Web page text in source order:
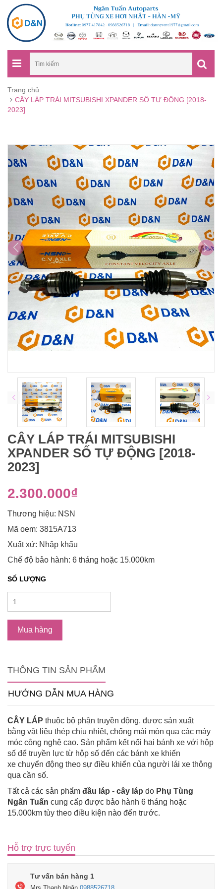
Trang chủ
CÂY LÁP TRÁI MITSUBISHI XPANDER SỐ TỰ ĐỘNG [2018-
2023]
CÂY LÁP TRÁI MITSUBISHI
XPANDER SỐ TỰ ĐỘNG [2018-
2023]
2.300.000₫
Thương hiệu: NSN
Mã oem: 3815A713
Xuất xứ: Nhập khẩu
Chế độ bảo hành: 6 tháng hoặc 15.000km
SỐ LƯỢNG
Mua hàng
THÔNG TIN SẢN PHẨM
HƯỚNG DẪN MUA HÀNG
CÂY LÁP thuộc bộ phận truyền động, được sản xuất
bằng vật liệu thép chịu nhiệt, chống mài mòn qua các máy
móc công nghệ cao. Sản phẩm kết nối hai bánh xe với hộp
số để truyền lực từ hộp số đến các bánh xe khiến
xe chuyển động theo sự điều khiển của người lái xe thông
qua cần số.
Tất cả các sản phẩm đầu láp - cây láp do Phụ Tùng
Ngân Tuấn cung cấp được bảo hành 6 tháng hoặc
15.000km tùy theo điều kiện nào đến trước.
Hỗ trợ trực tuyến
Tư vấn bán hàng 1